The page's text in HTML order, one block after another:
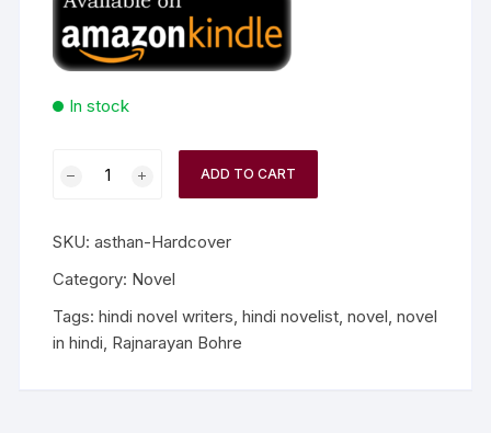
In stock
ADD TO CART
SKU:asthan-Hardcover
Category: Novel
Tags:hindi novel writers,hindi novelist,novel,novel
in hindi, Rajnarayan Bohre